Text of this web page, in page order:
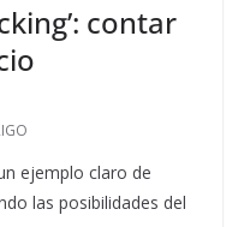
contar
ejemplo claro de
las posibilidades del